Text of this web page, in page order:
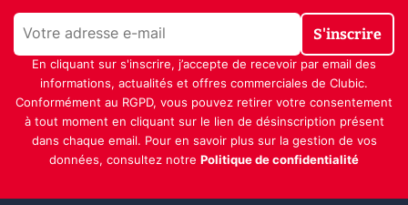
S'inscrire
En cliquant sur s'inscrire, j’accepte de recevoir par email des
informations, actualités et offres commerciales de Clubic.
Conformément au RGPD, vous pouvez retirer votre consentement
à tout moment en cliquant sur le lien de désinscription présent
dans chaque email. Pour en savoir plus sur la gestion de vos
données, consultez notre Politique de confidentialité